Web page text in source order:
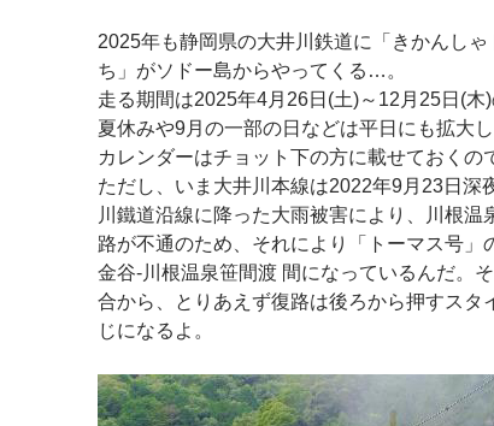
2025年も静岡県の大井川鉄道に「きかんしゃ
ち」がソドー島からやってくる…。
走る期間は2025年4月26日(土)～12月25日(木)
夏休みや9月の一部の日などは平日にも拡大
カレンダーはチョット下の方に載せておくの
ただし、いま大井川本線は2022年9月23日深
川鐵道沿線に降った大雨被害により、川根温
路が不通のため、それにより「トーマス号」
金谷-川根温泉笹間渡 間になっているんだ。
合から、とりあえず復路は後ろから押すスタ
じになるよ。